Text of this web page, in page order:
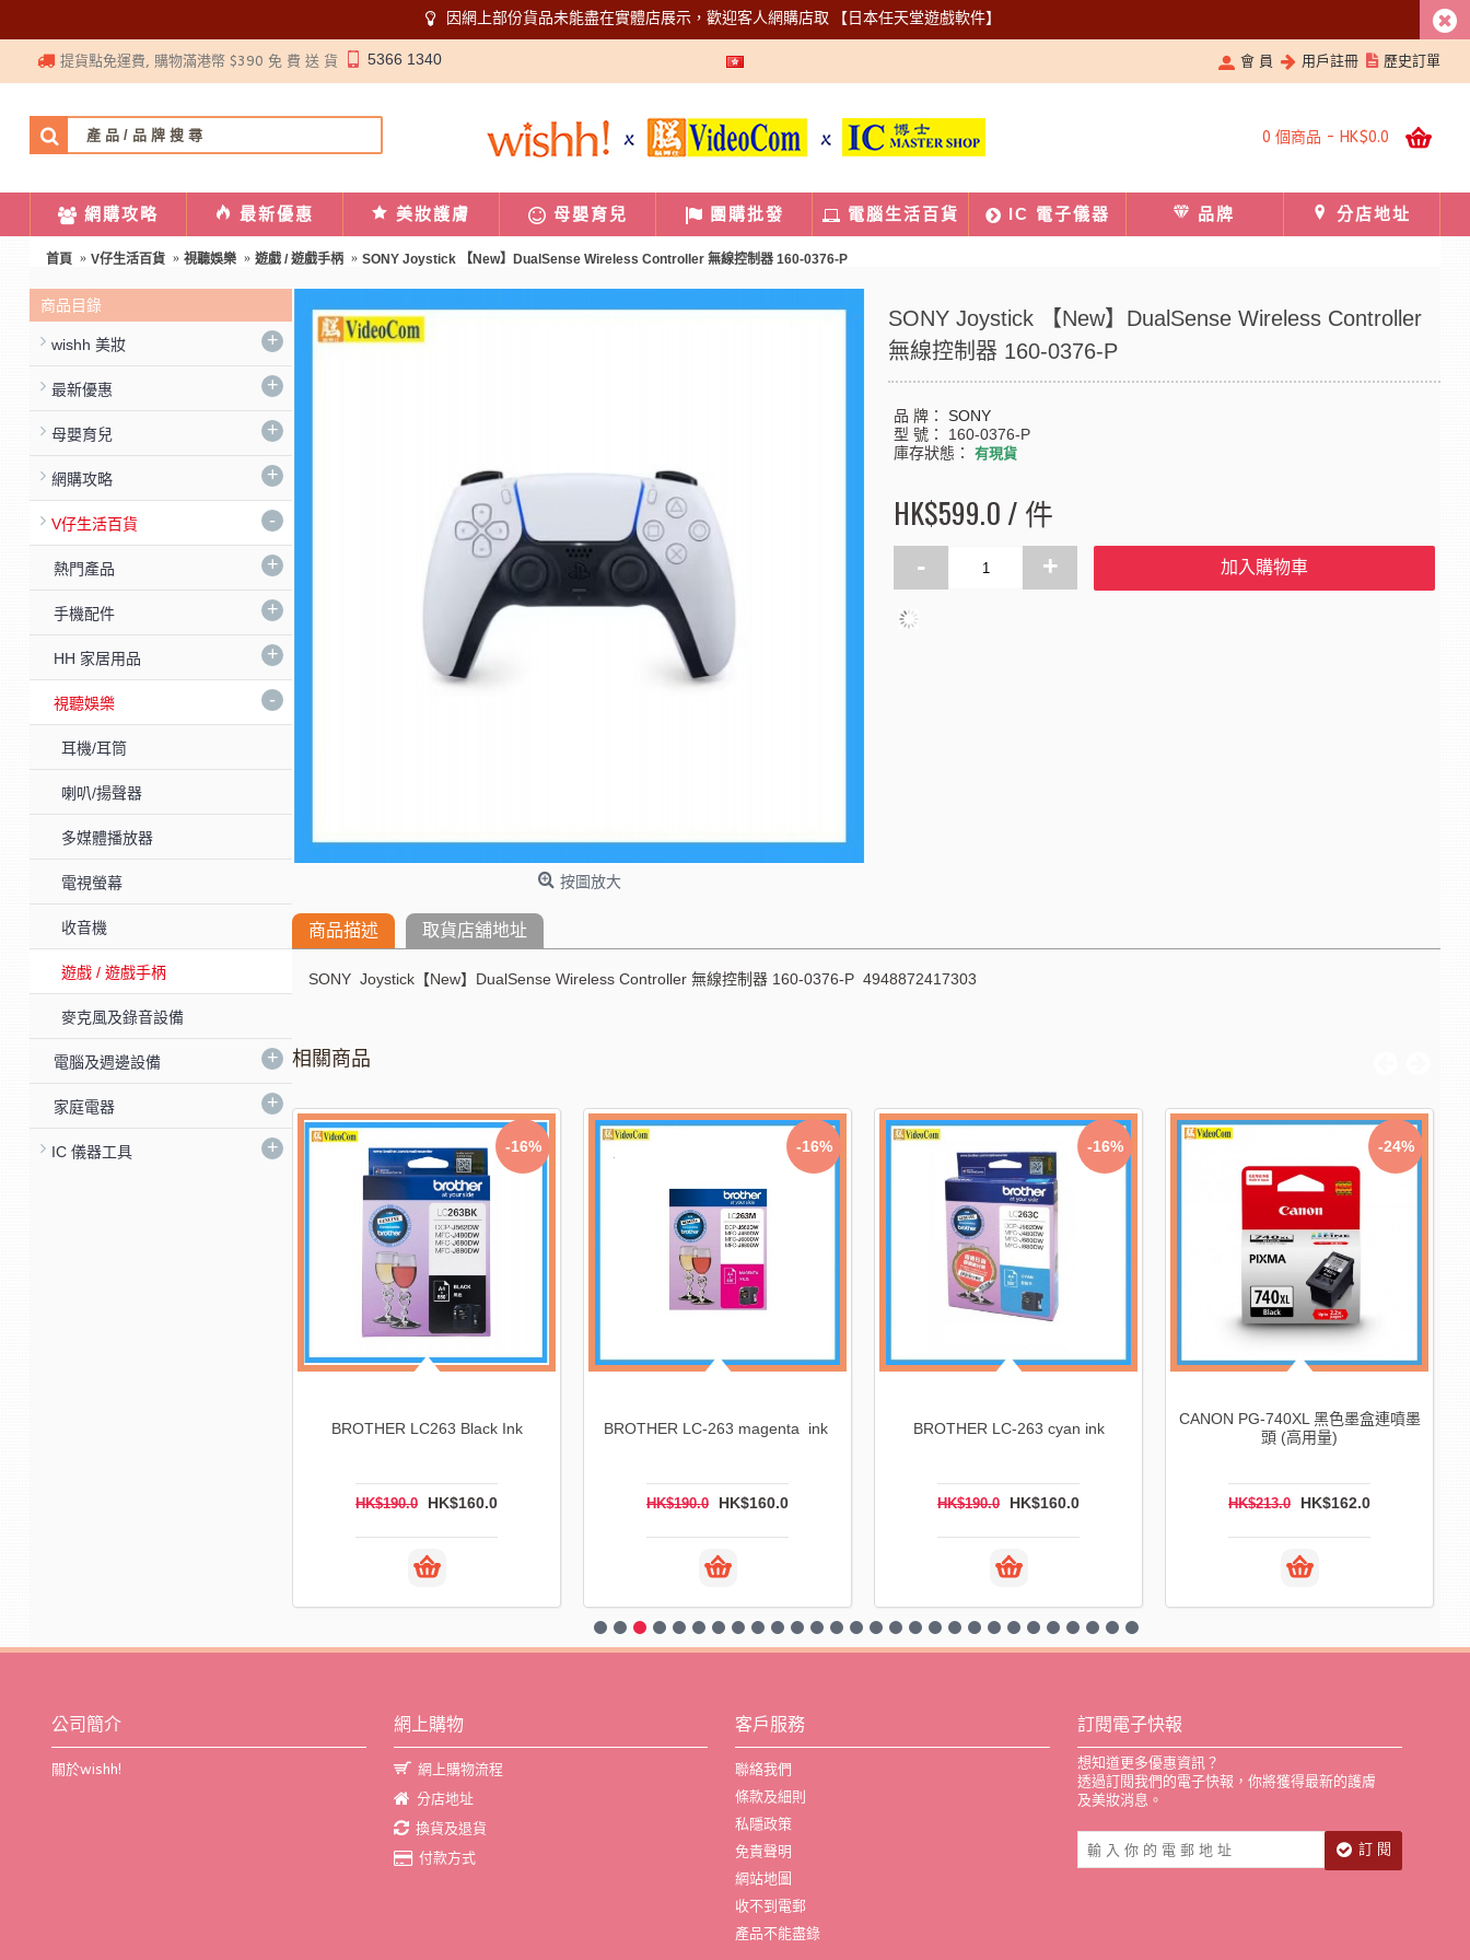
因網上部份貨品未能盡在實體店展示，歡迎客人網購店取 【日本任天堂遊戲軟件】
提貨點免運費, 購物滿港幣 $390 免 費 送 貨 5366 1340 會 員 用戶註冊 歷史訂單
0 個商品 - HK$0.0
網購攻略 最新優惠 美妝護膚 母嬰育兒 團購批發 電腦生活百貨 IC 電子儀器 品牌 分店地址
首頁 V仔生活百貨 視聽娛樂 遊戲 / 遊戲手柄 SONY Joystick 【New】DualSense Wireless Controller 無線控制器 160-0376-P
商品目錄
wishh 美妝 +
最新優惠 +
母嬰育兒 +
網購攻略 +
V仔生活百貨 -
熱門產品 +
手機配件 +
HH 家居用品 +
視聽娛樂 -
耳機/耳筒
喇叭/揚聲器
多媒體播放器
電視螢幕
收音機
遊戲 / 遊戲手柄
麥克風及錄音設備
電腦及週邊設備 +
家庭電器 +
IC 儀器工具 +
按圖放大
SONY Joystick 【New】DualSense Wireless Controller
無線控制器 160-0376-P
品 牌： SONY
型 號： 160-0376-P
庫存狀態： 有現貨
HK$599.0 / 件
- + 加入購物車
商品描述 取貨店舖地址
SONY Joystick【New】DualSense Wireless Controller 無線控制器 160-0376-P 4948872417303
相關商品
-24%
頭 (高用量)
HK$200.0 HK$138.0
頭 (高用量)
HK$312.0 HK$208.0
頭 (高用量)
HK$300.0 HK$195.0
HP DeskJet 2823e 多合一打印機
810588Q3A-S15
HK$624.0 HK$499.0
公司簡介
關於wishh!
網上購物
網上購物流程
分店地址
換貨及退貨
付款方式
客戶服務
聯絡我們
條款及細則
私隱政策
免責聲明
網站地圖
收不到電郵
產品不能盡錄
訂閱電子快報
想知道更多優惠資訊？
透過訂閱我們的電子快報，你將獲得最新的護膚
及美妝消息。
訂 閱